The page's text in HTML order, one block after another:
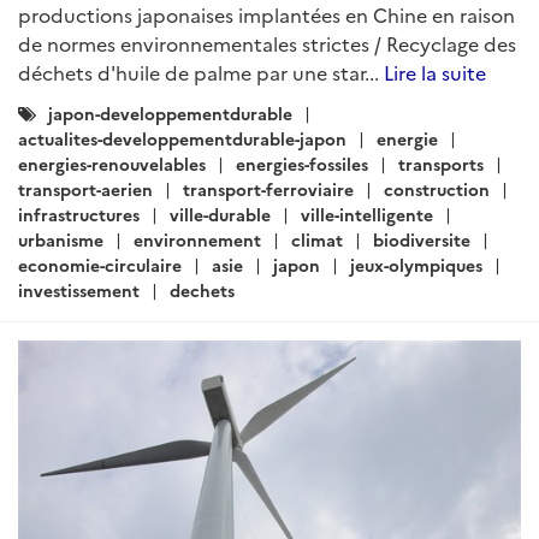
Rédigé par : SER de Tokyo - Pôle Développement Durable13
août 2019
Le gouvernement dévoile la liste des 11 zones de
développement des renouvelables en mer. Un
ambitieux programme de recherche couvrant
notamment les déchets doit être lancé fin 2019/début
2020. À un an des JO de Tokyo, expérimentations pour
fluidifier le trafic.... Lire la suite
Catégories
japon asie
japon-developpementdurable
energies-renouvelables
energie-nucleaire
environnement
biodiversite
dechets jeux-olympiques
transport-ferroviaire
transport-aerien
infrastructures
recherche-developpement